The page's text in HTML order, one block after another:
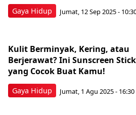
Gaya Hidup Jumat, 12 Sep 2025 -
Gaya Hidup
Kulit Berminyak, Kering, atau
Berjerawat? Ini Sunscreen Stick
yang Cocok Buat Kamu!
Jumat, 1 Agu 2025 - 16:30